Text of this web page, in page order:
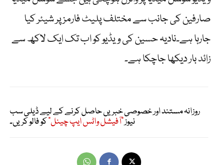
صارفین کی جانب سے مختلف پلیٹ فارمز پر شیئر کیا
جارہا ہے۔نادیہ حسین کی ویڈیو کو اب تک ایک لاکھ سے
زائد بار دیکھا جاچکا ہے۔
روزانہ مستند اور خصوصی خبریں حاصل کرنے کے لیے ڈیلی سب
نیوز"آفیشل واٹس ایپ چینل"کو فالو کریں۔